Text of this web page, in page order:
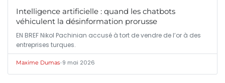
Intelligence artificielle : quand les chatbots
véhiculent la désinformation prorusse
EN BREF Nikol Pachinian accusé à tort de vendre de l’or à des
entreprises turques.
Maxime Dumas•9 mai 2026